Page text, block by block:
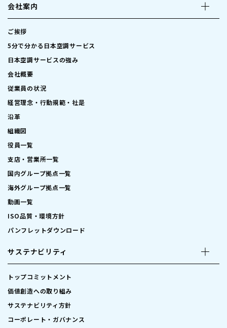
会社案内
ご挨拶
5分で分かる日本空調サービス
日本空調サービスの強み
会社概要
従業員の状況
経営理念・行動規範・社是
沿革
組織図
役員一覧
支店・営業所一覧
国内グループ拠点一覧
海外グループ拠点一覧
動画一覧
ISO品質・環境方針
パンフレットダウンロード
サステナビリティ
トップコミットメント
価値創造への取り組み
サステナビリティ方針
コーポレート・ガバナンス